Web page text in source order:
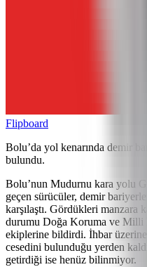
Flipboard
Bolu’da yol kenarında demir
bulundu.
Bolu’nun Mudurnu kara yolu
geçen sürücüler, demir
karşılaştı. Gördükleri manzara
durumu Doğa Koruma ve
ekiplerine bildirdi. İhbar
cesedini bulunduğu yerden
getirdiği ise henüz bilinmiyor.